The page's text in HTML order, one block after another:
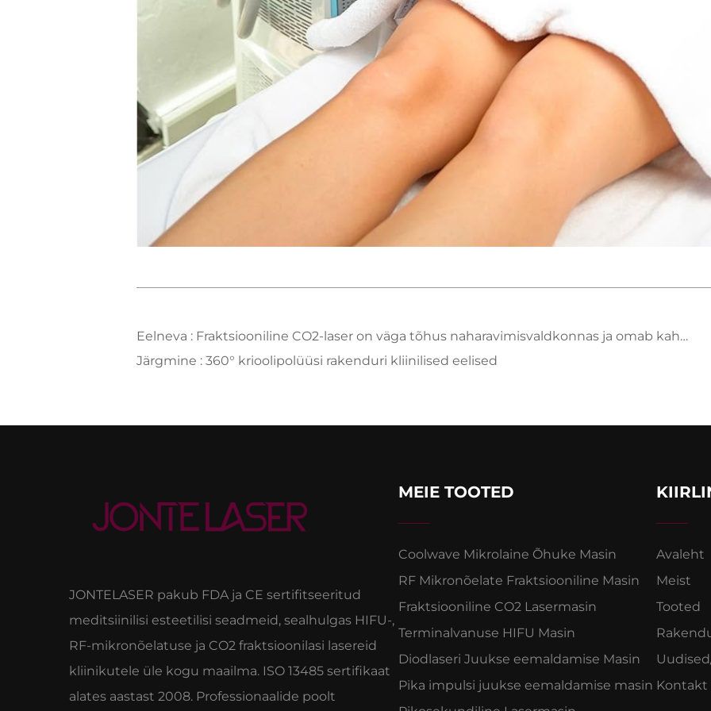
Eelneva : Fraktsiooniline CO2-laser on väga tõhus naharavimisvaldkonnas ja omab kahte olulist kliinilist
Järgmine : 360° krioolipolüüsi rakenduri kliinilised eelised
JONTELASER pakub FDA ja CE sertifitseeritud
meditsiinilisi esteetilisi seadmeid, sealhulgas HIFU-,
RF-mikronõelatuse ja CO2 fraktsioonilasi lasereid
kliinikutele üle kogu maailma. ISO 13485 sertifikaat
alates aastast 2008. Professionaalide poolt
MEIE TOOTED
Coolwave Mikrolaine Õhuke Masin
RF Mikronõelate Fraktsiooniline Masin
Fraktsiooniline CO2 Lasermasin
Terminalvanuse HIFU Masin
Diodlaseri Juukse eemaldamise Masin
Pika impulsi juukse eemaldamise masin
Avaleht
Meist
Tooted
Kontakt